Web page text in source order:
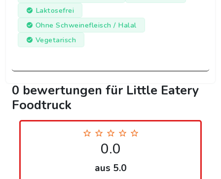
Laktosefrei
Ohne Schweinefleisch / Halal
Vegetarisch
0 bewertungen für Little Eatery
Foodtruck
0.0
aus 5.0